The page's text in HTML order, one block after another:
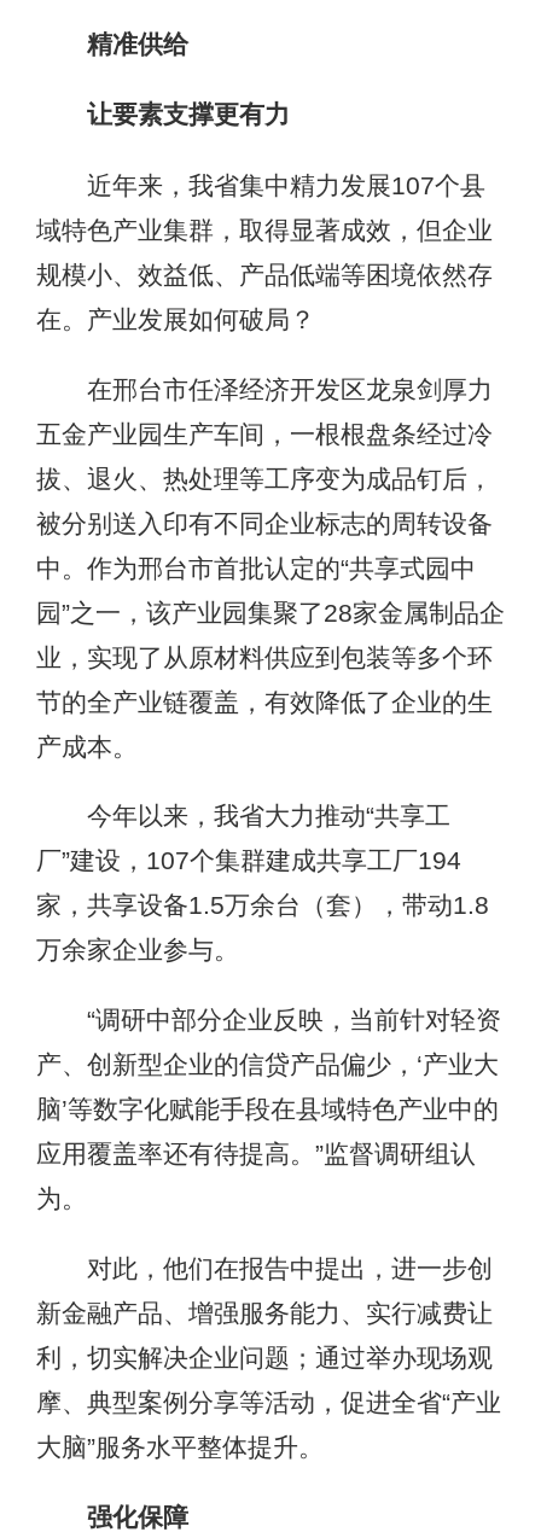
精准供给
让要素支撑更有力
近年来，我省集中精力发展107个县
域特色产业集群，取得显著成效，但企业
规模小、效益低、产品低端等困境依然存
在。产业发展如何破局？
在邢台市任泽经济开发区龙泉剑厚力
五金产业园生产车间，一根根盘条经过冷
拔、退火、热处理等工序变为成品钉后，
被分别送入印有不同企业标志的周转设备
中。作为邢台市首批认定的“共享式园中
园”之一，该产业园集聚了28家金属制品企
业，实现了从原材料供应到包装等多个环
节的全产业链覆盖，有效降低了企业的生
产成本。
今年以来，我省大力推动“共享工
厂”建设，107个集群建成共享工厂194
家，共享设备1.5万余台（套），带动1.8
万余家企业参与。
“调研中部分企业反映，当前针对轻资
产、创新型企业的信贷产品偏少，‘产业大
脑’等数字化赋能手段在县域特色产业中的
应用覆盖率还有待提高。”监督调研组认
为。
对此，他们在报告中提出，进一步创
新金融产品、增强服务能力、实行减费让
利，切实解决企业问题；通过举办现场观
摩、典型案例分享等活动，促进全省“产业
大脑”服务水平整体提升。
强化保障